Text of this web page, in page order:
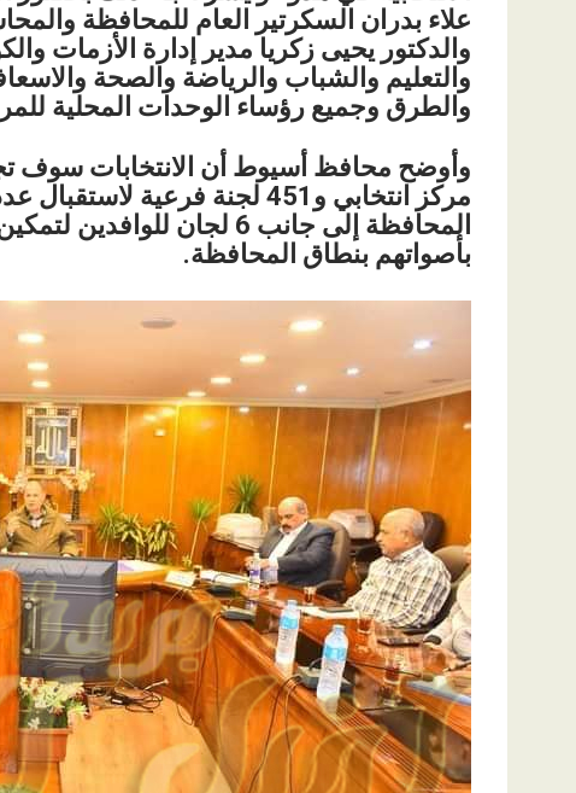
علاء بدران السكرتير العام للمحافظة
والدكتور يحيى زكريا مدير إدارة الأزمات
والتعليم والشباب والرياضة والصحة
والطرق وجميع رؤساء الوحدات المحلية
المحافظة إلى جانب 6 لجان
بأصواتهم بنطاق المحافظة.